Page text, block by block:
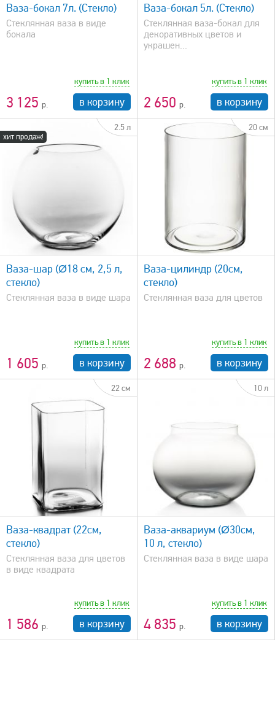
Ваза-бокал 7л. (Стекло)
Стеклянная ваза в виде
бокала
3 125
купить в 1 клик
в корзину
Ваза-бокал 5л. (Стекло)
Стеклянная ваза-бокал для
декоративных цветов и
украшен...
2 650
купить в 1 клик
в корзину
хит продаж!
2.5 л
Ваза-шар (Ø18 см, 2,5 л,
стекло)
Стеклянная ваза в виде шара
1 605
купить в 1 клик
в корзину
20 см
быстрый просмотр
Ваза-цилиндр (20см,
стекло)
Стеклянная ваза для цветов
2 688
купить в 1 клик
в корзину
22 см
Ваза-квадрат (22см,
стекло)
Стеклянная ваза для цветов
в виде квадрата
1 586
купить в 1 клик
в корзину
10 л
быстрый просмотр
Ваза-аквариум (Ø30см,
10 л, стекло)
Стеклянная ваза в виде шара
4 835
купить в 1 клик
в корзину